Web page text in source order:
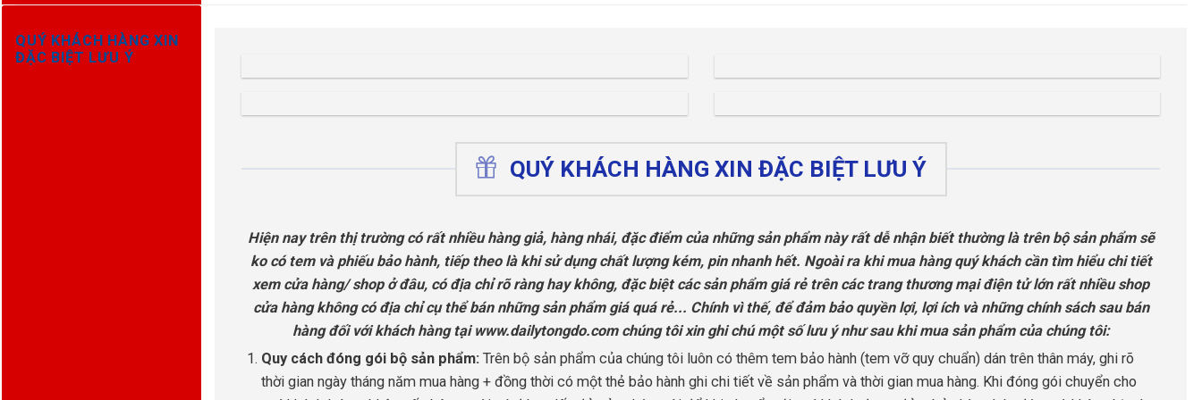
QUÝ KHÁCH HÀNG XIN
ĐẶC BIỆT LƯU Ý
QUÝ KHÁCH HÀNG XIN ĐẶC BIỆT LƯU Ý
Hiện nay trên thị trường có rất nhiều hàng giả, hàng nhái, đặc điểm của những sản phẩm này rất dễ nhận biết thường là trên bộ sản phẩm sẽ
ko có tem và phiếu bảo hành, tiếp theo là khi sử dụng chất lượng kém, pin nhanh hết. Ngoài ra khi mua hàng quý khách cần tìm hiểu chi tiết
xem cửa hàng/ shop ở đâu, có địa chỉ rõ ràng hay không, đặc biệt các sản phẩm giá rẻ trên các trang thương mại điện tử lớn rất nhiều shop
cửa hàng không có địa chỉ cụ thể bán những sản phẩm giá quá rẻ... Chính vì thế, để đảm bảo quyền lợi, lợi ích và những chính sách sau bán
hàng đối với khách hàng tại www.dailytongdo.com chúng tôi xin ghi chú một số lưu ý như sau khi mua sản phẩm của chúng tôi:
Quy cách đóng gói bộ sản phẩm:Trên bộ sản phẩm của chúng tôi luôn có thêm tem bảo hành (tem vỡ quy chuẩn) dán trên thân máy, ghi rõ
thời gian ngày tháng năm mua hàng + đồng thời có một thẻ bảo hành ghi chi tiết về sản phẩm và thời gian mua hàng. Khi đóng gói chuyển cho